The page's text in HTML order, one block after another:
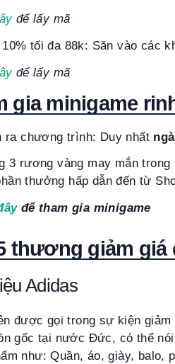
để lấy mã
tối đa 88k: Săn vào các
để lấy mã
gia minigame
ra chương trình: Duy nhất
3 rương vàng may mắn
thưởng hấp dẫn đến từ
để tham gia minigame
thương giảm giá
Adidas
được gọi trong sự kiện giảm
gốc tại nước Đức, có thể
như: Quần, áo, giày,